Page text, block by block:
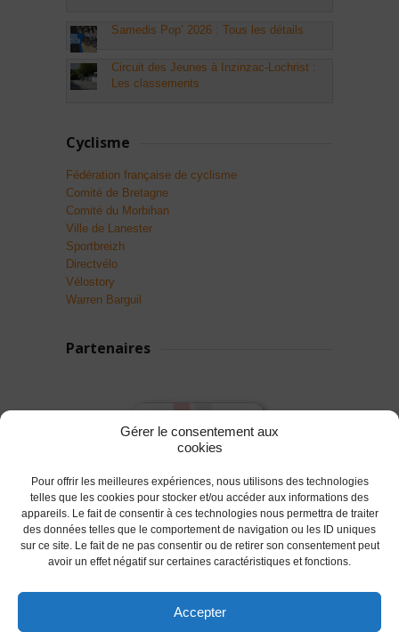
Gérer le consentement aux
cookies
Pour offrir les meilleures expériences, nous utilisons des technologies
telles que les cookies pour stocker et/ou accéder aux informations des
appareils. Le fait de consentir à ces technologies nous permettra de traiter
des données telles que le comportement de navigation ou les ID uniques
sur ce site. Le fait de ne pas consentir ou de retirer son consentement peut
avoir un effet négatif sur certaines caractéristiques et fonctions.
Accepter
Samedis Pop’ 2026 : Tous les détails
Circuit des Jeunes à Inzinzac-Lochrist :
Les classements
Cyclisme
Fédération française de cyclisme
Comité de Bretagne
Comité du Morbihan
Ville de Lanester
Sportbreizh
Directvélo
Vélostory
Warren Barguil
Partenaires